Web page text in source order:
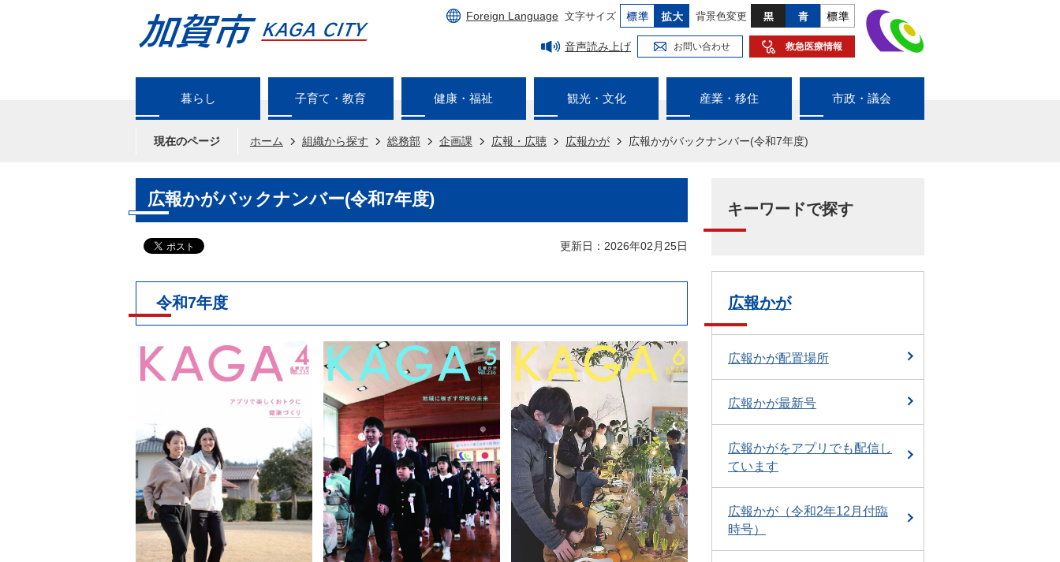
Foreign Language 文字サイズ 背景色変更
音声読み上げ お問い合わせ 救急医療情報
暮らし 子育て・教育 健康・福祉 観光・文化 産業・移住 市政・議会
現在のページ ホーム 組織から探す 総務部 企画課 広報・広聴 広報かが 広報かがバックナンバー(令和7年度)
広報かがバックナンバー(令和7年度)
更新日：2026年02月25日
令和7年度
キーワードで探す
広報かが
広報かが配置場所
広報かが最新号
広報かがをアプリでも配信し
ています
広報かが（令和2年12月付臨
時号）